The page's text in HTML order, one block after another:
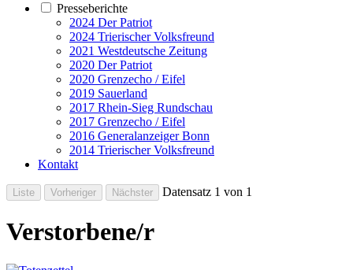
Presseberichte
2024 Der Patriot
2024 Trierischer Volksfreund
2021 Westdeutsche Zeitung
2020 Der Patriot
2020 Grenzecho / Eifel
2019 Sauerland
2017 Rhein-Sieg Rundschau
2017 Grenzecho / Eifel
2016 Generalanzeiger Bonn
2014 Trierischer Volksfreund
Kontakt
Datensatz 1 von 1
Verstorbene/r